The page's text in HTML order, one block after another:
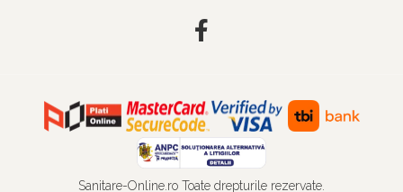
Sanitare-Online.ro Toate drepturile rezervate.